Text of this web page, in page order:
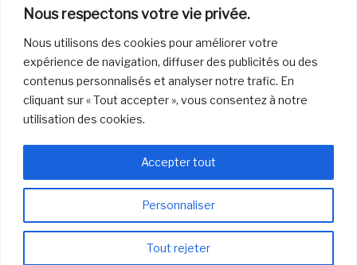
Nous respectons votre vie privée.
Nous utilisons des cookies pour améliorer votre
expérience de navigation, diffuser des publicités ou des
contenus personnalisés et analyser notre trafic. En
cliquant sur « Tout accepter », vous consentez à notre
utilisation des cookies.
Personnaliser
Tout rejeter
Accepter tout
Suivez-nous
Tous droits réservés. © La boîte à bijoux 2026
info@laboiteabijoux.ca